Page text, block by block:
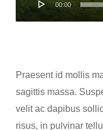
00:00
Praesent id mollis
sagittis massa.
velit ac dapibus
risus, in pulvinar